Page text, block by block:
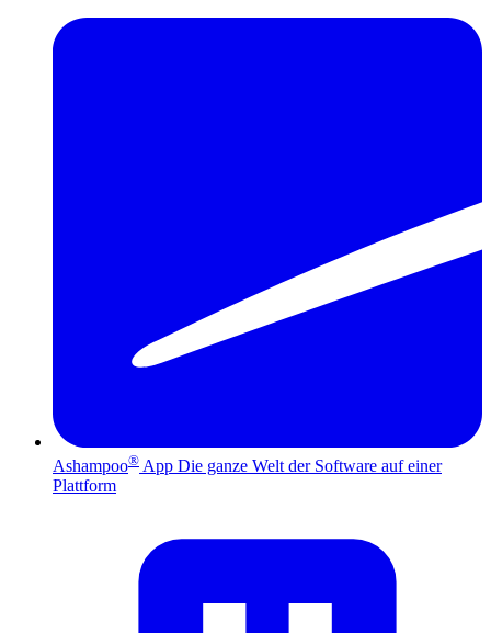
Ashampoo® App Die ganze Welt der Software auf einer
Plattform